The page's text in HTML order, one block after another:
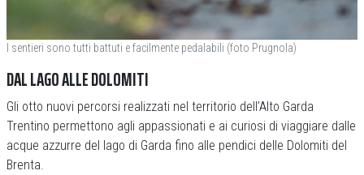
I sentieri sono tutti battuti e facilmente pedalabili (foto Prugnola)
DAL LAGO ALLE DOLOMITI
Gli otto nuovi percorsi realizzati nel territorio dell’Alto Garda
Trentino permettono agli appassionati e ai curiosi di viaggiare dalle
acque azzurre del lago di Garda fino alle pendici delle Dolomiti del
Brenta.